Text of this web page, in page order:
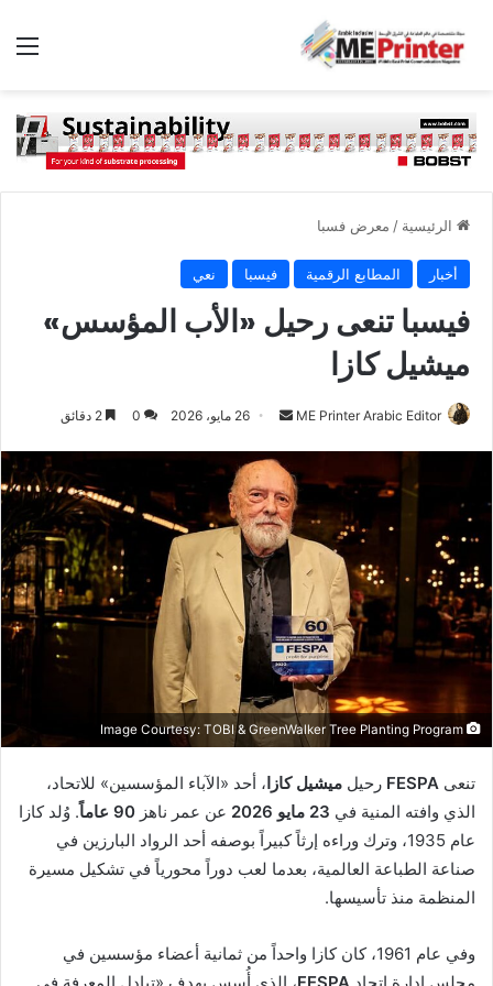
الرئيسية / معرض فسبا
أخبار المطابع الرقمية فيسبا نعي
فيسبا تنعى رحيل «الأب المؤسس»
ميشيل كازا
ME Printer Arabic Editor
أرسل
إلكترونيا
26 مايو، 2026 0
تنعى FESPA رحيل ميشيل كازا، أحد «الآباء المؤسسين» للاتحاد،
الذي وافته المنية في 23 مايو 2026 عن عمر ناهز 90 عاماً
. وُلد كازا
عام 1935، وترك وراءه إرثاً كبيراً بوصفه أحد الرواد البارزين في
صناعة الطباعة العالمية، بعدما لعب دوراً محورياً في تشكيل مسيرة
المنظمة منذ تأسيسها.
وفي عام 1961، كان كازا واحداً من ثمانية أعضاء مؤسسين في
مجلس إدارة اتحاد FESPA، الذي أُسس بهدف «تبادل المعرفة في